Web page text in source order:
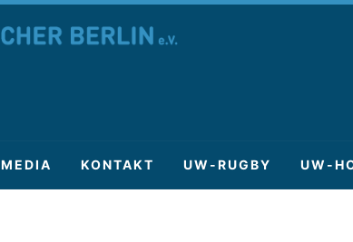
MEDIA KONTAKT UW-RUGBY UW-